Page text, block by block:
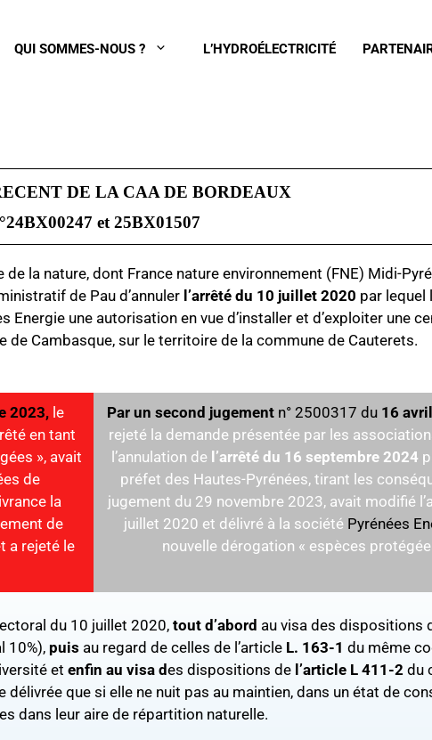
QUI SOMMES-NOUS ? L’HYDROÉLECTRICITÉ
DE LA CAA DE BORDEAUX
et 25BX01507
la nature, dont France nature environnement (FNE) Midi-
de Pau d’annuler l’arrêté du 10 juillet 2020 par lequel
Energie une autorisation en vue d’installer et d’exploiter une
de Cambasque, sur le territoire de la commune de Cauterets.
2023, le
en tant
», avait
de
la
de
a rejeté le
Par un second jugement n° 2500317 du 16
rejeté la demande présentée par les
l’annulation de l’arrêté du 16 septembre 2024
préfet des Hautes-Pyrénées, tirant les
jugement du 29 novembre 2023, avait modifié
juillet 2020 et délivré à la société Pyrénées
nouvelle dérogation « espèces
du 10 juillet 2020, tout d’abord au visa des dispositions
10%), puis au regard de celles de l’article L. 163-1 du même
et enfin au visa des dispositions de l’article L 411-2 du
que si elle ne nuit pas au maintien, dans un état de
dans leur aire de répartition naturelle.